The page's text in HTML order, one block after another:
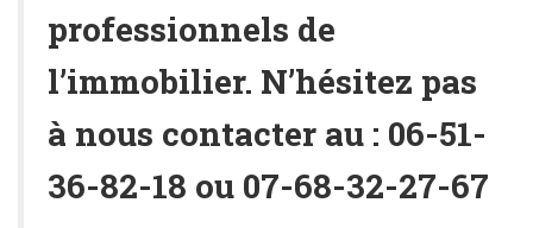
professionnels de
l’immobilier. N’hésitez pas
à nous contacter au : 06-51-
36-82-18 ou 07-68-32-27-67